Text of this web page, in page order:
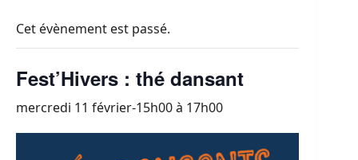
Cet évènement est passé.
Fest’Hivers : thé dansant
mercredi 11 février-15h00à 17h00